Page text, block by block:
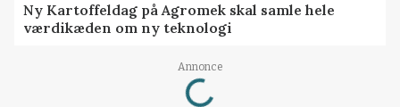
Ny Kartoffeldag på Agromek skal samle hele
værdikæden om ny teknologi
Annonce
Loading...